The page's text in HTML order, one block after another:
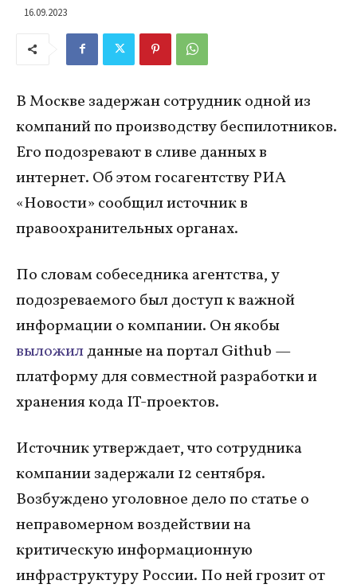
16.09.2023
В Москве задержан сотрудник одной из
компаний по производству беспилотников.
Его подозревают в сливе данных в
интернет. Об этом госагентству РИА
«Новости» сообщил источник в
правоохранительных органах.
По словам собеседника агентства, у
подозреваемого был доступ к важной
информации о компании. Он якобы
выложилданные на портал Github —
платформу для совместной разработки и
хранения кода IT-проектов.
Источник утверждает, что сотрудника
компании задержали 12 сентября.
Возбуждено уголовное дело по статье о
неправомерном воздействии на
критическую информационную
инфраструктуру России. По ней грозит от